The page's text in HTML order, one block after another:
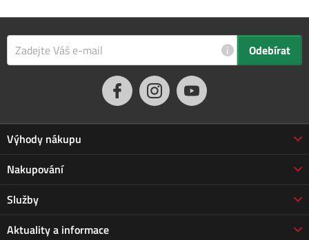
i Odebírat
Výhody nákupu
Proč nakupovat u nás
3letá záruka Jarabák
Vrácení zboží do 30 dnů
Prodloužená záruka
Nakupování
Obchodní podmínky
Doprava a platba
Vrácení zboží
Služby
Servis
Aktuality a informace